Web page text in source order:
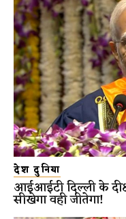
देश दुनिया
आईआईटी दिल्ली के
सीखेगा वही जीतेगा!